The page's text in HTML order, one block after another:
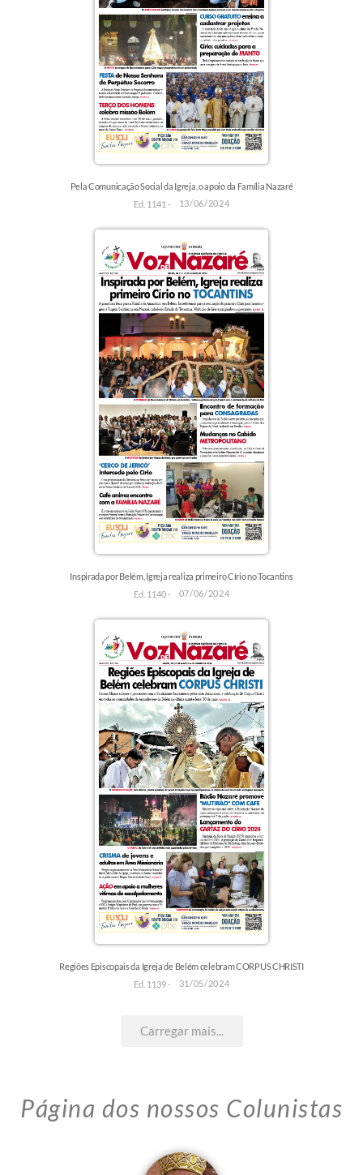
Pela Comunicação Social da Igreja, o apoio da Família Nazaré
Ed. 1141 -
13/06/2024
Inspirada por Belém, Igreja realiza primeiro Círio no Tocantins
Ed. 1140 -
07/06/2024
Regiões Episcopais da Igreja de Belém celebram CORPUS CHRISTI
Ed. 1139 -
31/05/2024
Carregar mais...
Página dos nossos Colunistas